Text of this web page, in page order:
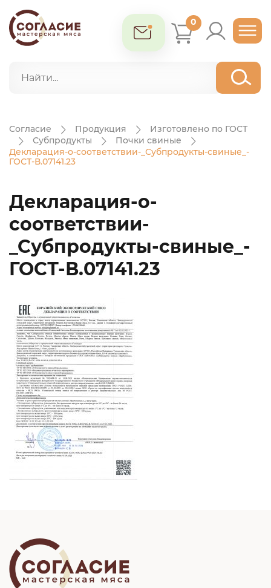
0
Согласие Продукция
Изготовлено по ГОСТ
Субпродукты
Почки свиные
Декларация-о-соответствии-_Субпродукты-свиные_-
ГОСТ-В.07141.23
Декларация-о-
соответствии-
_Субпродукты-свиные_-
ГОСТ-В.07141.23